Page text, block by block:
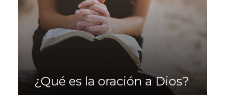
¿Qué es la oración a Dios?